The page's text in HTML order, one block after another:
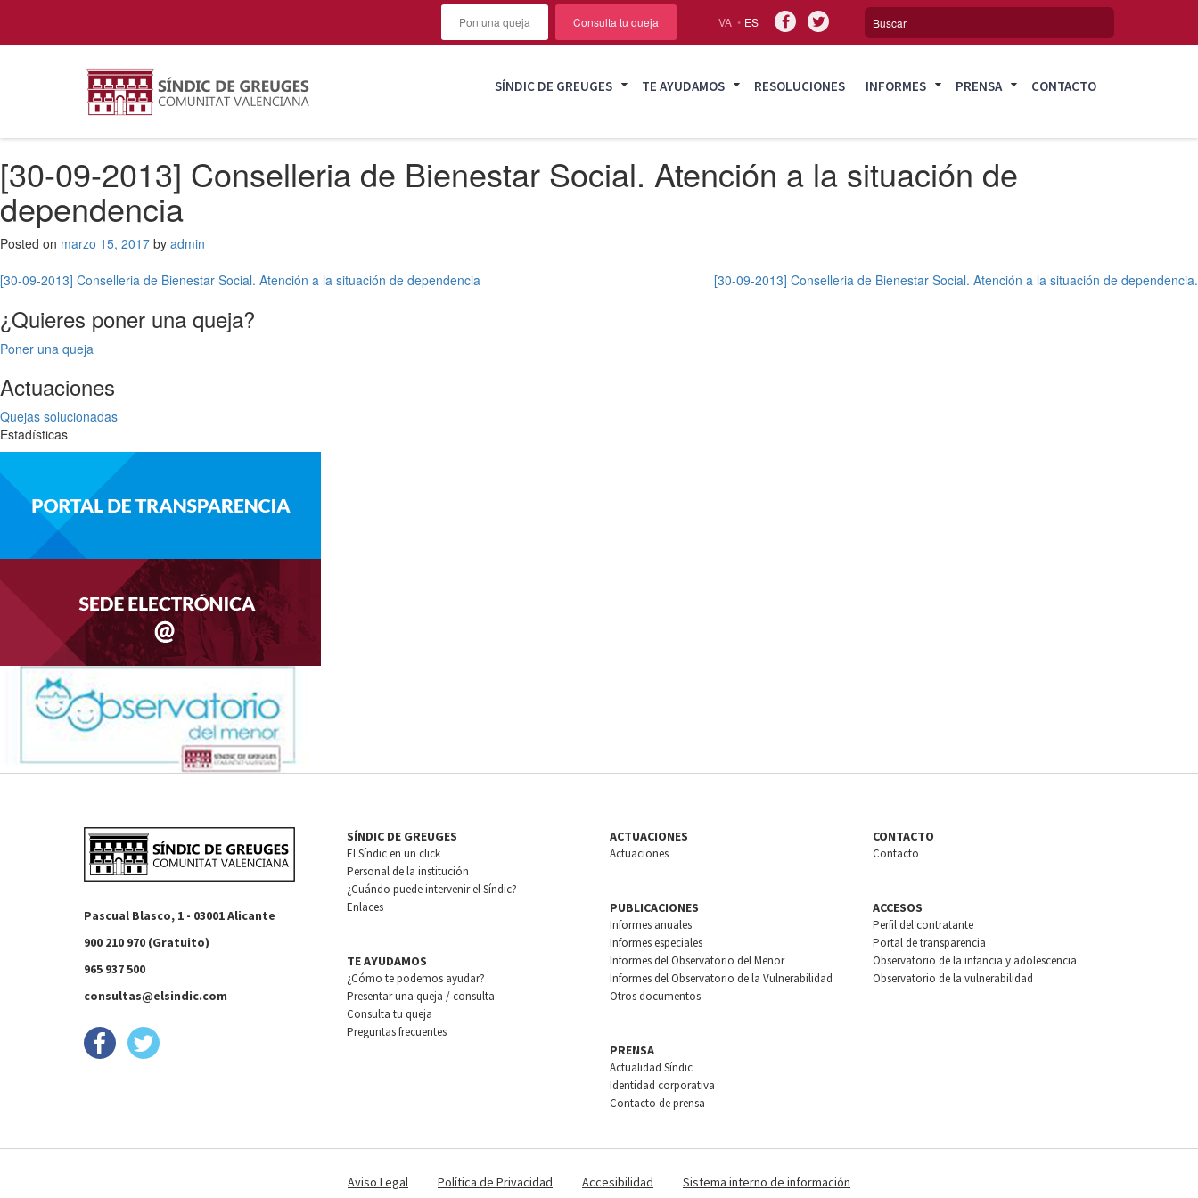
VA ES
Pon una queja Consulta tu queja
SÍNDIC DE GREUGES TE AYUDAMOS RESOLUCIONES INFORMES PRENSA CONTACTO
[30-09-2013] Conselleria de Bienestar Social. Atención a la situación de
dependencia
Posted on marzo 15, 2017 by admin
Navegación
de
entradas
[30-09-2013] Conselleria de Bienestar Social. Atención a la situación de dependencia [30-09-2013] Conselleria de Bienestar Social. Atención a la situación de dependencia.
¿Quieres poner una queja?
Poner una queja
Actuaciones
Quejas solucionadas
Estadísticas
Pascual Blasco, 1 - 03001 Alicante
900 210 970 (Gratuito)
965 937 500
consultas@elsindic.com
SÍNDIC DE GREUGES
El Síndic en un click
Personal de la institución
¿Cuándo puede intervenir el Síndic?
Enlaces
TE AYUDAMOS
¿Cómo te podemos ayudar?
Presentar una queja / consulta
Consulta tu queja
Preguntas frecuentes
ACTUACIONES
Actuaciones
PUBLICACIONES
Informes anuales
Informes especiales
Informes del Observatorio del Menor
Informes del Observatorio de la Vulnerabilidad
Otros documentos
PRENSA
Actualidad Síndic
Identidad corporativa
Contacto de prensa
CONTACTO
Contacto
ACCESOS
Perfil del contratante
Portal de transparencia
Observatorio de la infancia y adolescencia
Observatorio de la vulnerabilidad
Aviso Legal Política de Privacidad Accesibilidad
Sistema interno de información